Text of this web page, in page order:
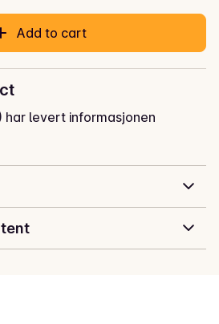
Add to cart
har levert informasjonen